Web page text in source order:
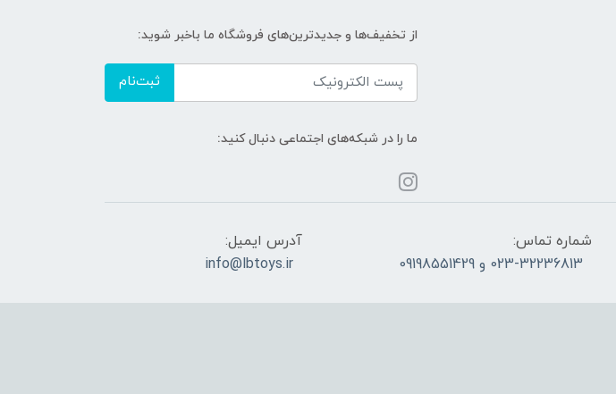
از تخفیف‌ها و جدیدترین‌های فروشگاه ما باخبر شوید:
ثبت‌نام
ما را در شبکه‌های اجتماعی دنبال کنید:
شماره تماس:
023-32236813 و 09198551429
آدرس ایمیل:
info@lbtoys.ir